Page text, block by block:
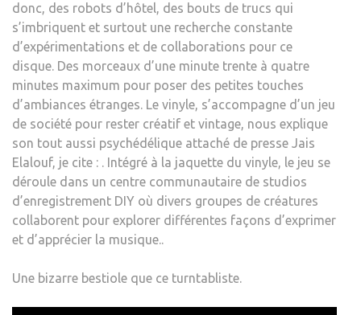
donc, des robots d’hôtel, des bouts de trucs qui
s’imbriquent et surtout une recherche constante
d’expérimentations et de collaborations pour ce
disque. Des morceaux d’une minute trente à quatre
minutes maximum pour poser des petites touches
d’ambiances étranges. Le vinyle, s’accompagne d’un jeu
de société pour rester créatif et vintage, nous explique
son tout aussi psychédélique attaché de presse Jais
Elalouf, je cite : . Intégré à la jaquette du vinyle, le jeu se
déroule dans un centre communautaire de studios
d’enregistrement DIY où divers groupes de créatures
collaborent pour explorer différentes façons d’exprimer
et d’apprécier la musique..
Une bizarre bestiole que ce turntabliste.